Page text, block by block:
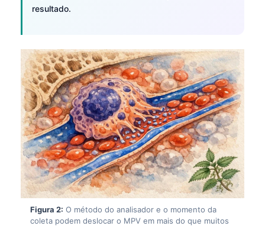
resultado.
Figura 2: O método do analisador e o momento da
coleta podem deslocar o MPV em mais do que muitos